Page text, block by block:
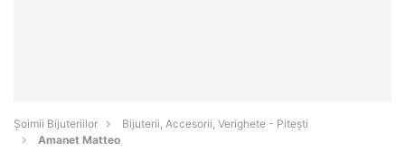
Şoimii Bijuteriilor
Bijuterii, Accesorii, Verighete - Piteşti
Amanet Matteo